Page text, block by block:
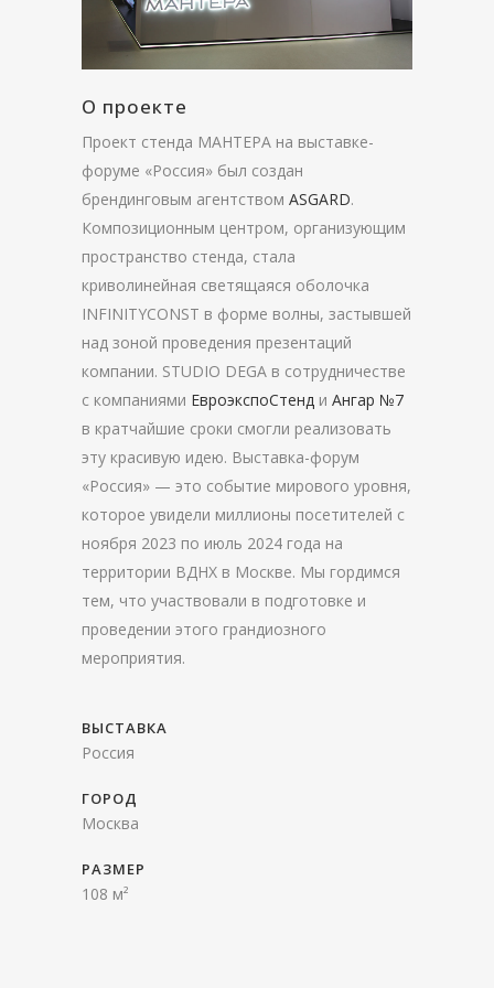
О проекте
Проект стенда МАНТЕРА на выставке-
форуме «Россия» был создан
брендинговым агентством ASGARD.
Композиционным центром, организующим
пространство стенда, стала
криволинейная светящаяся оболочка
INFINITYCONST в форме волны, застывшей
над зоной проведения презентаций
компании. STUDIO DEGA в сотрудничестве
с компаниями ЕвроэкспоСтенд и Ангар №7
в кратчайшие сроки смогли реализовать
эту красивую идею. Выставка-форум
«Россия» — это событие мирового уровня,
которое увидели миллионы посетителей с
ноября 2023 по июль 2024 года на
территории ВДНХ в Москве. Мы гордимся
тем, что участвовали в подготовке и
проведении этого грандиозного
мероприятия.
ВЫСТАВКА
Россия
ГОРОД
Москва
РАЗМЕР
108 м²